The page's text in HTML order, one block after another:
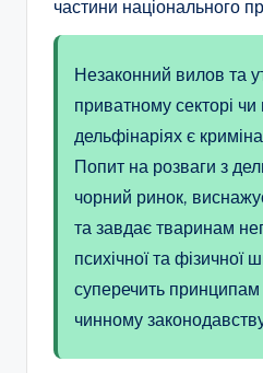
частини національного
Незаконний вилов та
приватному секторі
дельфінаріях є
Попит на розваги з
чорний ринок,
та завдає тваринам
психічної та фізичної
суперечить принципам
чинному